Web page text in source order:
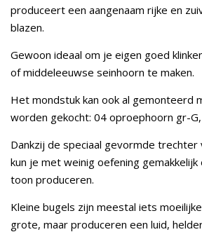
produceert een aangenaam rijke en
blazen.
Gewoon ideaal om je eigen goed
of middeleeuwse seinhoorn te maken.
Het mondstuk kan ook al gemonteerd
worden gekocht: 04 oproephoorn gr-G,
Dankzij de speciaal gevormde trechter
kun je met weinig oefening gemakkelijk
toon produceren.
Kleine bugels zijn meestal iets
grote, maar produceren een luid,